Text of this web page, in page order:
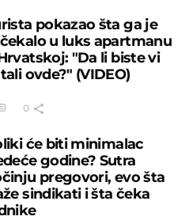
pokazao šta ga je
u luks apartmanu
"Da li biste vi
ovde?" (VIDEO)
0
će biti minimalac
godine? Sutra
pregovori, evo šta
sindikati i šta čeka